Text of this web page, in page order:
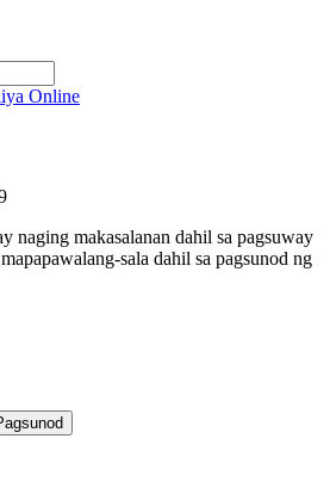
Online
naging makasalanan dahil sa pagsuway
sala dahil sa pagsunod ng